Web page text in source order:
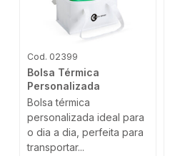
Cod. 02399
Bolsa Térmica
Personalizada
Bolsa térmica
personalizada ideal para
o dia a dia, perfeita para
transportar...